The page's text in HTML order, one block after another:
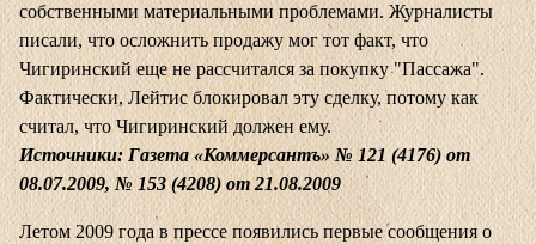
собственными материальными проблемами. Журналисты
писали, что осложнить продажу мог тот факт, что
Чигиринский еще не рассчитался за покупку "Пассажа".
Фактически, Лейтис блокировал эту сделку, потому как
считал, что Чигиринский должен ему.
Источники: Газета «Коммерсантъ» № 121 (4176) от
08.07.2009, № 153 (4208) от 21.08.2009
Летом 2009 года в прессе появились первые сообщения о